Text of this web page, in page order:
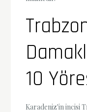
10
Karadeniz'in incisi